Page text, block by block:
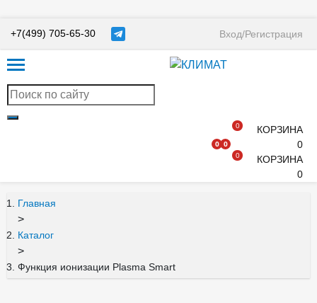
+7(499) 705-65-30 Вход/Регистрация
0 0
0
КОРЗИНА
0
0
КОРЗИНА
0
Главная
>
Каталог
>
Функция ионизации Plasma Smart